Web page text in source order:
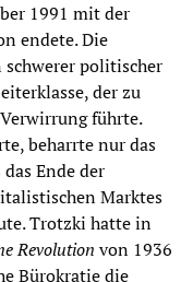
1991 mit der
endete. Die
politischer
der zu
führte.
beharrte nur das
Ende der
Marktes
Trotzki hatte in
Revolution von 1936
Bürokratie die